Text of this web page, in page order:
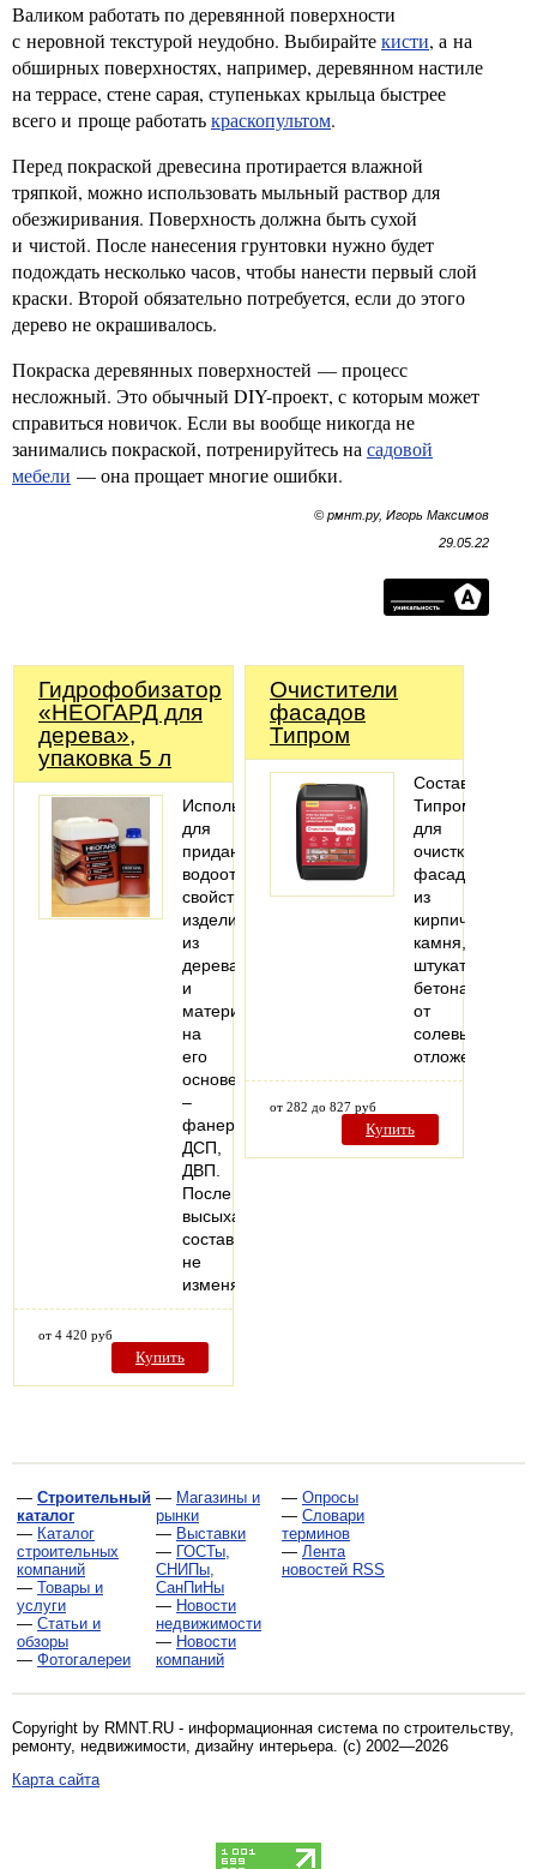
Валиком работать по деревянной поверхности
с неровной текстурой неудобно. Выбирайтекисти, а на
обширных поверхностях, например, деревянном настиле
на террасе, стене сарая, ступеньках крыльца быстрее
всего и проще работатькраскопультом.
Перед покраской древесина протирается влажной
тряпкой, можно использовать мыльный раствор для
обезжиривания. Поверхность должна быть сухой
и чистой. После нанесения грунтовки нужно будет
подождать несколько часов, чтобы нанести первый слой
краски. Второй обязательно потребуется, если до этого
дерево не окрашивалось.
Покраска деревянных поверхностей — процесс
несложный. Это обычный DIY-проект, с которым может
справиться новичок. Если вы вообще никогда не
занимались покраской, потренируйтесь на садовой
мебели — она прощает многие ошибки.
© рмнт.ру, Игорь Максимов
29.05.22
Гидрофобизатор
«НЕОГАРД для
дерева»,
упаковка 5 л
Используется
для
придания
водоотталкивающих
свойств
изделиям
из
дерева
и
материалам
на
его
основе
–
фанере,
ДСП,
ДВП.
После
высыхания
состав
не
изменяет…
от 4 420 руб
Купить
Очистители
фасадов
Типром
Составы
Типром
для
очистки
фасадов
из
кирпича,
камня,
штукатурки,
бетона
от
солевых
отложений
от 282 до 827 руб
Купить
— Строительный
каталог
— Каталог
строительных
компаний
— Товары и
услуги
— Статьи и
обзоры
— Фотогалереи
— Магазины и
рынки
— Выставки
— ГОСТы,
СНИПы,
СанПиНы
— Новости
недвижимости
— Новости
компаний
— Опросы
— Словари
терминов
— Лента
новостей RSS
Copyright by RMNT.RU - информационная система по строительству,
ремонту, недвижимости, дизайну интерьера. (c) 2002—2026
Карта сайта